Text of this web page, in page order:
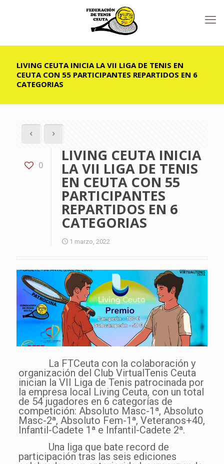
LIVING CEUTA INICIA LA VII LIGA DE TENIS EN
CEUTA CON 55 PARTICIPANTES REPARTIDOS EN 6
CATEGORIAS
0
LIVING CEUTA INICIA
LA VII LIGA DE TENIS
EN CEUTA CON 55
PARTICIPANTES
REPARTIDOS EN 6
CATEGORIAS
1 marzo, 2022
La FTCeuta con la colaboración y
organización del Club VirtualTenis Ceuta
inician la VII Liga de Tenis patrocinada por
la empresa local Living Ceuta, con un total
de 54 jugadores en 6 categorías de
competición: Absoluto Masc-1ª, Absoluto
Masc-2ª, Absoluto Fem-1ª, Veteranos+40,
Infantil-Cadete 1ª e Infantil-Cadete 2ª.
Una liga que bate record de
participación tras las seis ediciones